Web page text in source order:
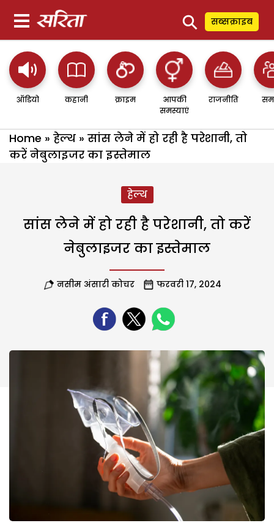
⚲ सब्सक्राइब
ऑडियो कहानी क्राइम
आपकी
समस्याएं
राजनीति
Home » हेल्थ » सांस लेने में हो रही है परेशानी, तो
करें नेबुलाइजर का इस्तेमाल
हेल्थ
सांस लेने में हो रही है परेशानी, तो करें
नेबुलाइजर का इस्तेमाल
नसीम अंसारी कोचर फरवरी 17, 2024